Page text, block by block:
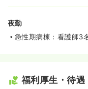
夜勤
急性期病棟：看護師3
福利厚生・待遇